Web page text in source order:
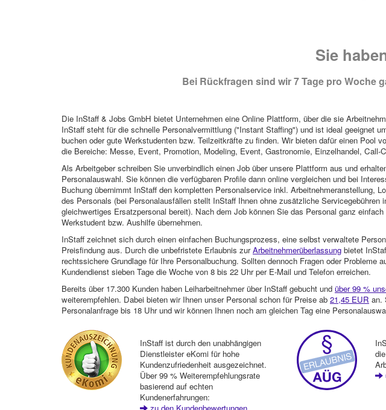
Sie
Bei Rückfragen sind wir 7 Tage pro Woche
Die InStaff & Jobs GmbH bietet Unternehmen eine Online Plattform, über die sie
InStaff steht für die schnelle Personalvermittlung ("Instant Staffing") und ist ideal geeignet
buchen oder gute Werkstudenten bzw. Teilzeitkräfte zu finden. Wir bieten dafür einen Pool
die Bereiche: Messe, Event, Promotion, Modeling, Event, Gastronomie, Einzelhandel, Call-
Als Arbeitgeber schreiben Sie unverbindlich einen Job über unsere Plattform aus und
Personalauswahl. Sie können die verfügbaren Profile dann online vergleichen und bei
Buchung übernimmt InStaff den kompletten Personalservice inkl. Arbeitnehmeranstellung,
des Personals (bei Personalausfällen stellt InStaff Ihnen ohne zusätzliche Servicegebühren
gleichwertiges Ersatzpersonal bereit). Nach dem Job können Sie das Personal ganz
Werkstudent bzw. Aushilfe übernehmen.
InStaff zeichnet sich durch einen einfachen Buchungsprozess, eine selbst verwaltete
Preisfindung aus. Durch die unbefristete Erlaubnis zurArbeitnehmerüberlassung bietet
rechtssichere Grundlage für Ihre Personalbuchung. Sollten dennoch Fragen oder Probleme
Kundendienst sieben Tage die Woche von 8 bis 22 Uhr per E-Mail und Telefon erreichen.
Bereits über 17.300 Kunden haben Leiharbeitnehmer über InStaff gebucht und über 99 %
weiterempfehlen. Dabei bieten wir Ihnen unser Personal schon für Preise ab 21,45 EUR an.
Personalanfrage bis 18 Uhr und wir können Ihnen noch am gleichen Tag eine
InStaff ist durch den unabhängigen
Dienstleister eKomi für hohe
Kundenzufriedenheit ausgezeichnet.
Über 99 % Weiterempfehlungsrate
basierend auf echten
Kundenerfahrungen: